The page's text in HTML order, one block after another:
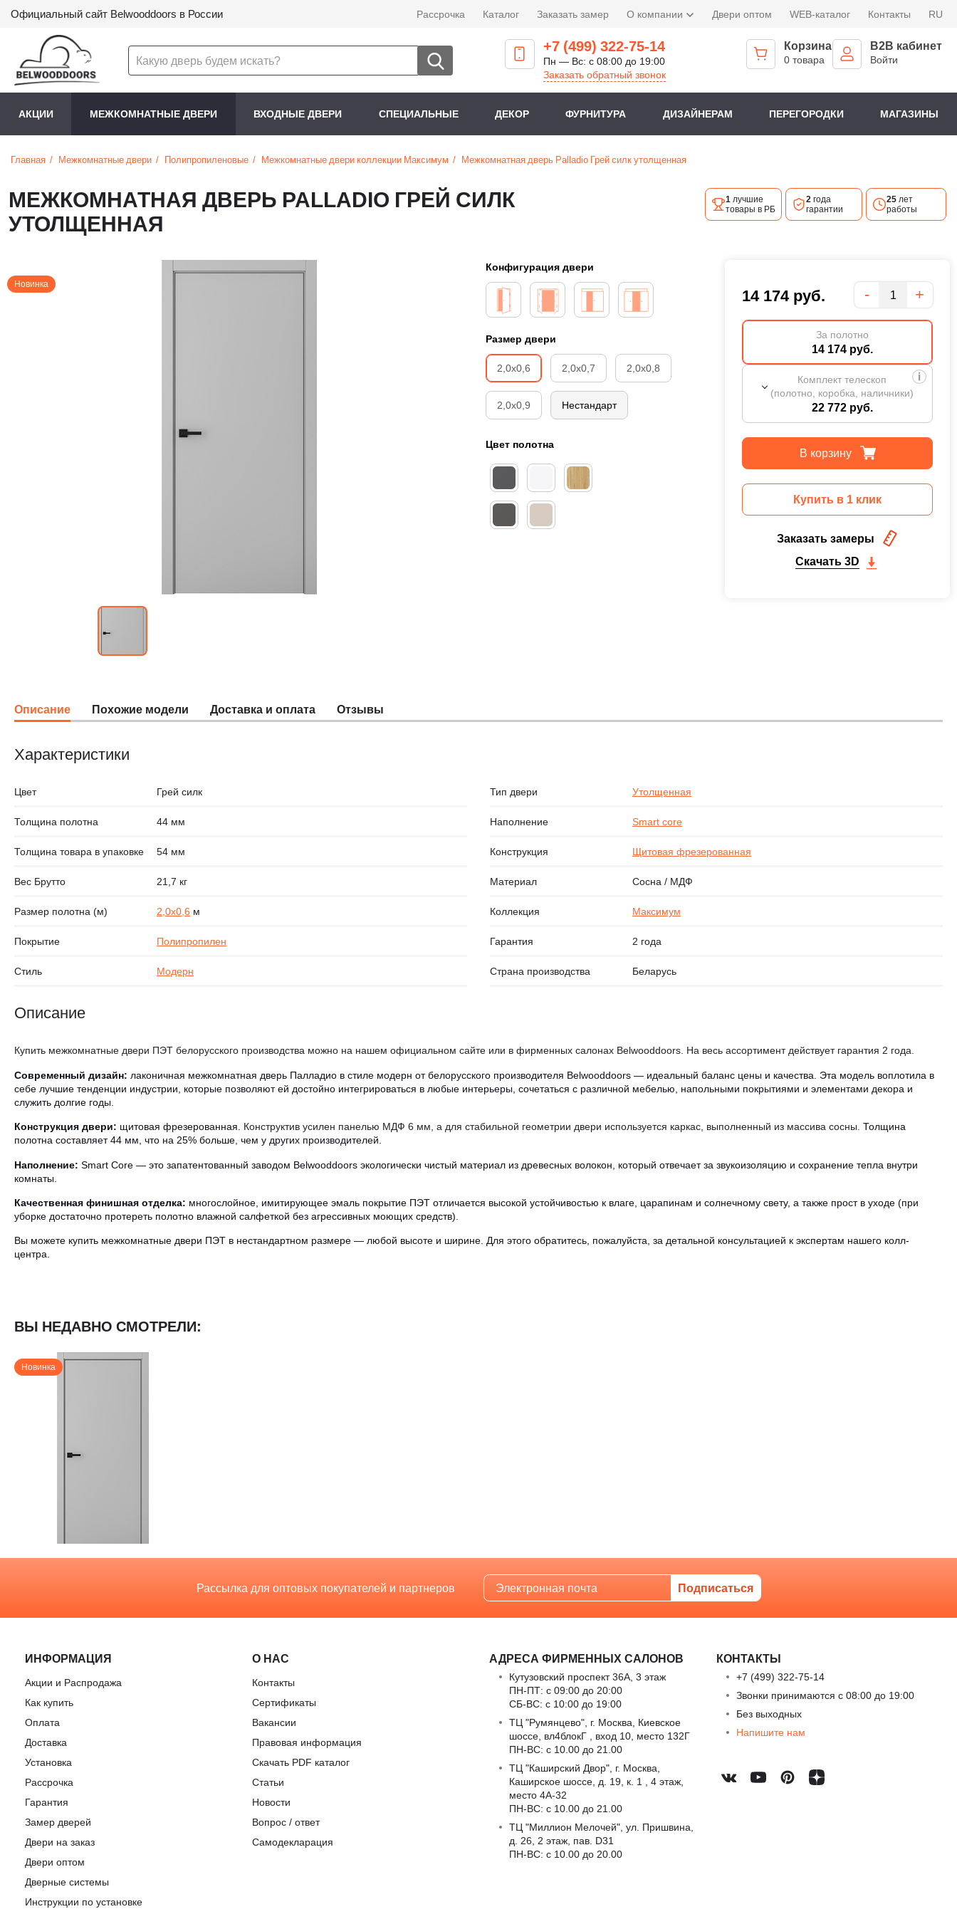
Официальный сайт Belwooddoors в России Рассрочка Каталог Заказать замер О компании Двери оптом WEB-каталог Контакты RU
+7 (499) 322-75-14
Пн — Вс: с 08:00 до 19:00
Заказать обратный звонок
Корзина
0 товара
B2B кабинет
Войти
АКЦИИ МЕЖКОМНАТНЫЕ ДВЕРИ ВХОДНЫЕ ДВЕРИ СПЕЦИАЛЬНЫЕ ДЕКОР ФУРНИТУРА ДИЗАЙНЕРАМ ПЕРЕГОРОДКИ МАГАЗИНЫ
Главная Межкомнатные двери Полипропиленовые Межкомнатные двери коллекции Максимум Межкомнатная дверь Palladio Грей силк утолщенная
МЕЖКОМНАТНАЯ ДВЕРЬ PALLADIO ГРЕЙ СИЛК
УТОЛЩЕННАЯ
1лучшие
товары в РБ
2года
гарантии
25лет
работы
Новинка
Конфигурация двери
Размер двери
2,0х0,6 2,0х0,7 2,0х0,8
2,0х0,9 Нестандарт
Цвет полотна
14 174руб. Количество
- +
За полотно
14 174 руб.
Комплект телескоп
(полотно, коробка, наличники)
22 772 руб.
В корзину
Купить в 1 клик
Заказать замеры
Скачать 3D
Описание Похожие модели Доставка и оплата Отзывы
Характеристики
Цвет Грей силк
Толщина полотна 44 мм
Толщина товара в упаковке 54 мм
Вес Брутто 21,7 кг
Размер полотна (м) 2,0х0,6 м
Покрытие Полипропилен
Стиль Модерн
Тип двери Утолщенная
Наполнение Smart core
Конструкция Щитовая фрезерованная
Материал Сосна / МДФ
Коллекция Максимум
Гарантия 2 года
Страна производства Беларусь
Описание
Купить межкомнатные двери ПЭТ белорусского производства можно на нашем официальном сайте или в фирменных салонах Belwooddoors. На весь ассортимент действует гарантия 2 года.
Современный дизайн: лаконичная межкомнатная дверь Палладио в стиле модерн от белорусского производителя Belwooddoors — идеальный баланс цены и качества. Эта модель воплотила в
себе лучшие тенденции индустрии, которые позволяют ей достойно интегрироваться в любые интерьеры, сочетаться с различной мебелью, напольными покрытиями и элементами декора и
служить долгие годы.
Конструкция двери: щитовая фрезерованная. Конструктив усилен панелью МДФ 6 мм, а для стабильной геометрии двери используется каркас, выполненный из массива сосны. Толщина
полотна составляет 44 мм, что на 25% больше, чем у других производителей.
Наполнение: Smart Core — это запатентованный заводом Belwooddoors экологически чистый материал из древесных волокон, который отвечает за звукоизоляцию и сохранение тепла внутри
комнаты.
Качественная финишная отделка: многослойное, имитирующее эмаль покрытие ПЭТ отличается высокой устойчивостью к влаге, царапинам и солнечному свету, а также прост в уходе (при
уборке достаточно протереть полотно влажной салфеткой без агрессивных моющих средств).
Вы можете купить межкомнатные двери ПЭТ в нестандартном размере — любой высоте и ширине. Для этого обратитесь, пожалуйста, за детальной консультацией к экспертам нашего колл-
центра.
ВЫ НЕДАВНО СМОТРЕЛИ:
Новинка
Рассылка для оптовых покупателей и партнеров
ИНФОРМАЦИЯ
Акции и Распродажа
Как купить
Оплата
Доставка
Установка
Рассрочка
Гарантия
Замер дверей
Двери на заказ
Двери оптом
Дверные системы
Инструкции по установке
О НАС
Контакты
Сертификаты
Вакансии
Правовая информация
Скачать PDF каталог
Статьи
Новости
Вопрос / ответ
Самодекларация
АДРЕСА ФИРМЕННЫХ САЛОНОВ
Кутузовский проспект 36А, 3 этаж
ПН-ПТ: с 09:00 до 20:00
СБ-ВС: с 10:00 до 19:00
ТЦ "Румянцево", г. Москва, Киевское
шоссе, вл4блокГ , вход 10, место 132Г
ПН-ВС: c 10.00 до 21.00
ТЦ "Каширский Двор", г. Москва,
Каширское шоссе, д. 19, к. 1 , 4 этаж,
место 4А-32
ПН-ВС: c 10.00 до 21.00
ТЦ "Миллион Мелочей", ул. Пришвина,
д. 26, 2 этаж, пав. D31
ПН-ВС: c 10.00 до 20.00
КОНТАКТЫ
+7 (499) 322-75-14
Звонки принимаются с 08:00 до 19:00
Без выходных
Напишите нам